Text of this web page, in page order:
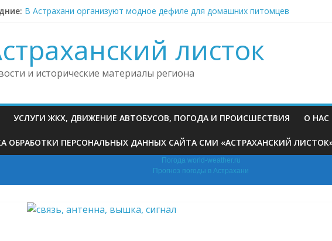
В Астрахани организуют модное дефиле для домашних питомцев
Буддийские реликвии из Астрахани попали на большую выставку в Москве
Астраханские овощи морозят сотнями тонн и отправляют в Казахстан
листок
и исторические материалы региона
УСЛУГИ ЖКХ, ДВИЖЕНИЕ АВТОБУСОВ, ПОГОДА И ПРОИСШЕСТВИЯ О НАС
ОБРАБОТКИ ПЕРСОНАЛЬНЫХ ДАННЫХ САЙТА СМИ «АСТРАХАНСКИЙ ЛИСТОК»
Погода world-weather.ru
Прогноз погоды в Астрахани